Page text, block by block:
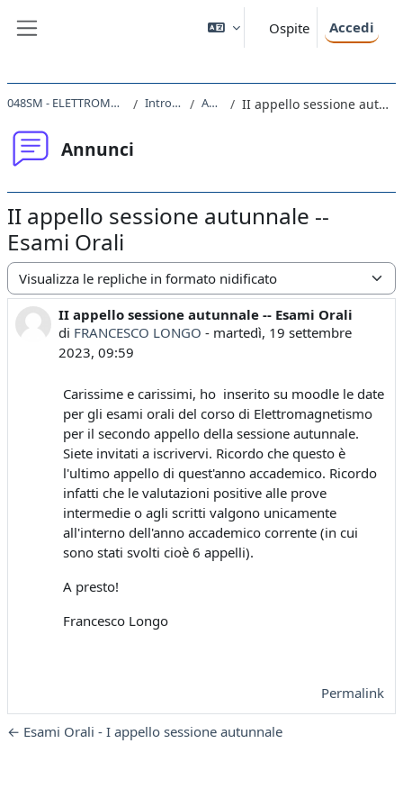
Ospite Accedi
048SM - ELETTROMAGNETISMO 2022 Introduzione Annunci II appello sessione autunnale -- Esami Orali
Annunci
II appello sessione autunnale --
Esami Orali
Modalità visualizzazione
II appello sessione autunnale -- Esami Orali
di FRANCESCO LONGO - martedì, 19 settembre
2023, 09:59
Numero di risposte: 0
Carissime e carissimi, ho inserito su moodle le date
per gli esami orali del corso di Elettromagnetismo
per il secondo appello della sessione autunnale.
Siete invitati a iscrivervi. Ricordo che questo è
l'ultimo appello di quest'anno accademico. Ricordo
infatti che le valutazioni positive alle prove
intermedie o agli scritti valgono unicamente
all'interno dell'anno accademico corrente (in cui
sono stati svolti cioè 6 appelli).
A presto!
Francesco Longo
Permalink
← Esami Orali - I appello sessione autunnale